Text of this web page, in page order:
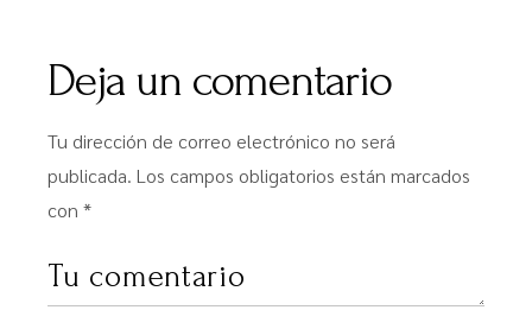
Deja un comentario
Tu dirección de correo electrónico no será
publicada. Los campos obligatorios están marcados
con*